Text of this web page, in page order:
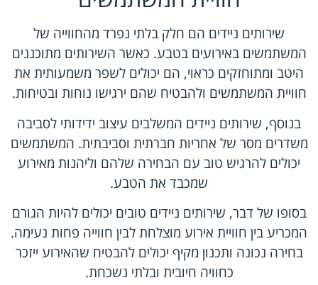
שירותים ניידים הם חלק בלתי נפרד מהחווייה של
המשתמשים באירועים בטבע. כאשר השירותים מתוכננים
היטב ומתוחזקים כראוי, הם יכולים לשפר משמעותית את
חוויית המשתמשים ולהבטיח שהם ירגישו נוחות ובטיחות.
בנוסף, שירותים ניידים המשלבים עיצוב ידידותי לסביבה
משדרים מסר של אחריות חברתית וסביבתית. המשתמשים
יכולים להרגיש טוב עם הבחירה שלהם וליהנות מאירוע
שמכבד את הטבע.
בסופו של דבר, שירותים ניידים טובים יכולים להיות הגורם
המכריע בין חוויית אירוע מוצלחת לבין חווייה פחות נעימה.
בחירה נכונה ותכנון מקיף יכולים להבטיח שהאירוע ייזכר
כחוויה חיובית ובלתי נשכחת.